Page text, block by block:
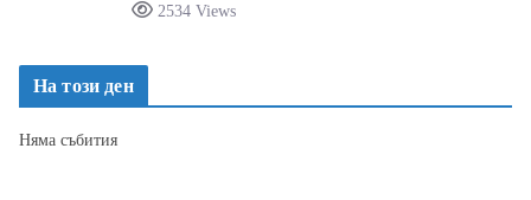
2534 Views
На този ден
Няма събития